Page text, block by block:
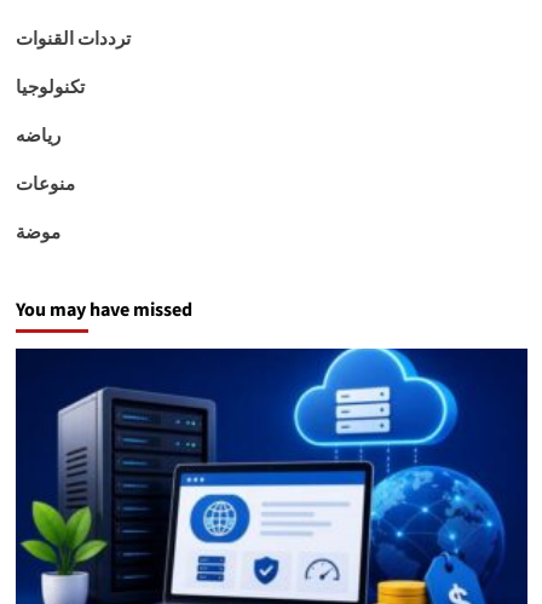
ترددات القنوات
تكنولوجيا
رياضه
منوعات
موضة
You may have missed